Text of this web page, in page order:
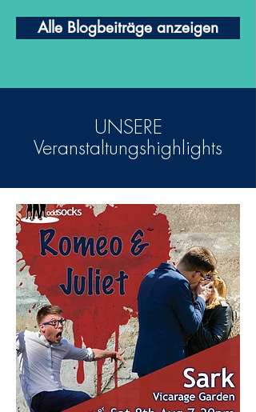
Alle Blogbeiträge anzeigen
UNSERE
Veranstaltungshighlights